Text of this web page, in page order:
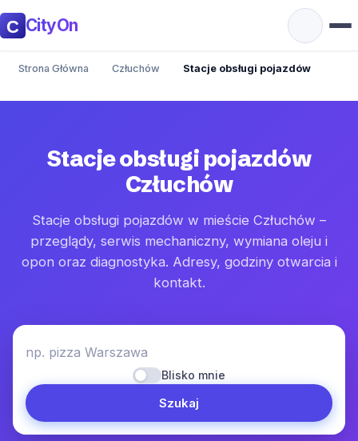
CityOn
Strona Główna Człuchów Stacje obsługi pojazdów
Stacje obsługi pojazdów
Człuchów
Stacje obsługi pojazdów w mieście Człuchów –
przeglądy, serwis mechaniczny, wymiana oleju i
opon oraz diagnostyka. Adresy, godziny otwarcia i
kontakt.
np. pizza Warszawa
Blisko mnie
Szukaj